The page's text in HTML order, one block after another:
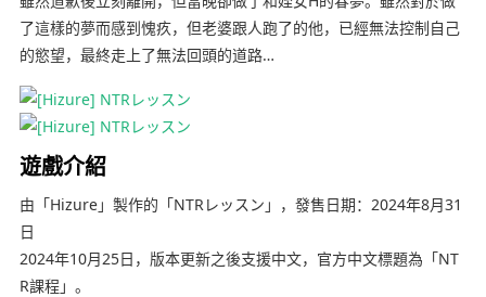
了這樣的夢而感到愧疚，但老婆跟人跑了的他，已經無法控制自己
的慾望，最終走上了無法回頭的道路…
遊戲介紹
由「Hizure」製作的「NTRレッスン」，發售日期：2024年8月31
日
2024年10月25日，版本更新之後支援中文，官方中文標題為「NT
R課程」。